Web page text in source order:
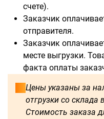
счете).
Заказчик
отправителя.
Заказчик
месте выгрузки.
факта оплаты
Цены указаны за
отгрузки со склада
Стоимость заказа